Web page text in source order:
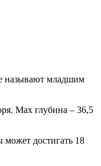
называют младшим
Max глубина – 36,5
может достигать 18